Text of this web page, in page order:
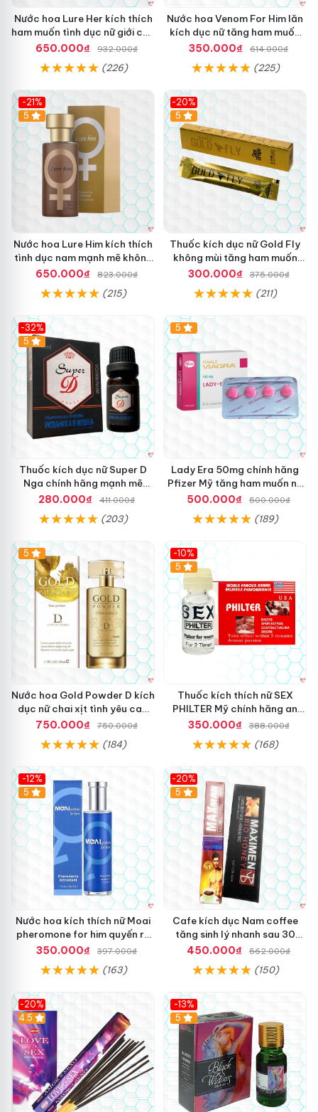
Nước hoa Lure Her kích thích
ham muốn tình dục nữ giới cực
mạnh không mùi
650.000₫ 932.000₫
(226)
Nước hoa Venom For Him lăn
kích dục nữ tăng ham muốn
nhanh
350.000₫ 614.000₫
(225)
-21%
5
Nước hoa Lure Him kích thích
tình dục nam mạnh mẽ không
mùi cao cấp
650.000₫ 823.000₫
(215)
-20%
5
Thuốc kích dục nữ Gold Fly
không mùi tăng ham muốn
kích thích
300.000₫ 375.000₫
(211)
-32%
5
Thuốc kích dục nữ Super D
Nga chính hãng mạnh mẽ
tăng khoái cảm
280.000₫ 411.000₫
(203)
5
Lady Era 50mg chính hãng
Pfizer Mỹ tăng ham muốn nữ
nhanh chóng
500.000₫ 500.000₫
(189)
5
Nước hoa Gold Powder D kích
dục nữ chai xịt tình yêu cao
cấp chính hãng
750.000₫ 750.000₫
(184)
-10%
5
Thuốc kích thích nữ SEX
PHILTER Mỹ chính hãng an
toàn hiệu quả
350.000₫ 388.000₫
(168)
-12%
5
Nước hoa kích thích nữ Moai
pheromone for him quyến rũ
tăng ham muốn an toàn
350.000₫ 397.000₫
(163)
-20%
5
Cafe kích dục Nam coffee
tăng sinh lý nhanh sau 30
phút hiệu quả
450.000₫ 562.000₫
(150)
-20%
4.5
-13%
5